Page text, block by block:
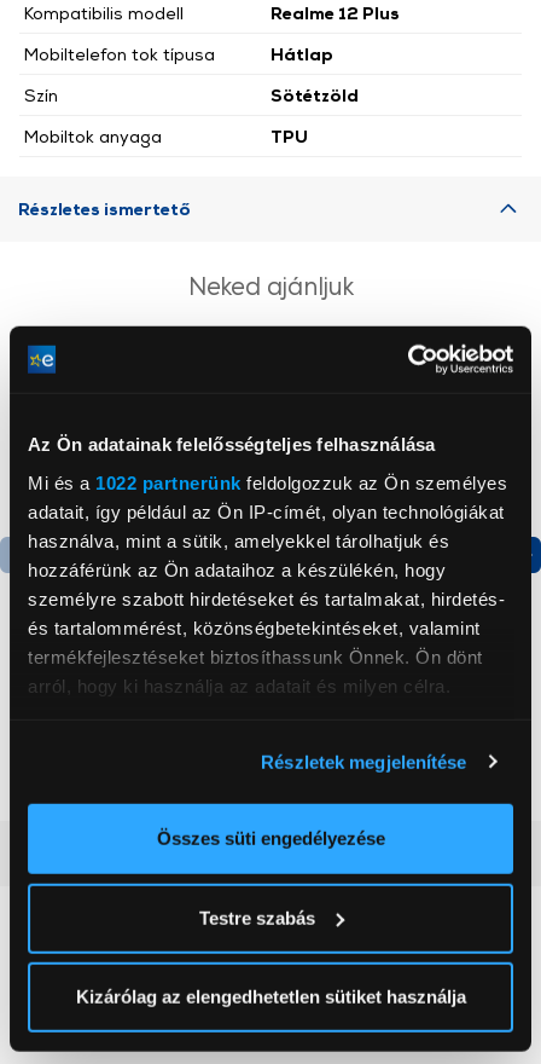
Az Ön adatainak felelősségteljes felhasználása
Mi és a 1022 partnerünk feldolgozzuk az Ön személyes
adatait, így például az Ön IP-címét, olyan technológiákat
használva, mint a sütik, amelyekkel tárolhatjuk és
hozzáférünk az Ön adataihoz a készülékén, hogy
személyre szabott hirdetéseket és tartalmakat, hirdetés-
és tartalommérést, közönségbetekintéseket, valamint
termékfejlesztéseket biztosíthassunk Önnek. Ön dönt
arról, hogy ki használja az adatait és milyen célra.
elhelyezkedéséről pár méteres pontossággal
Az Ön készülékén beazonosítása annak konkrét
módjairól és adja meg preferenciáit aRészletek
pontban. Bármikor módosíthatja vagy visszavonhatja a
Sütinyilatkozathoz való hozzájárulását.
Részletek megjelenítése
Összes süti engedélyezése
Testre szabás
Kizárólag az elengedhetetlen sütiket használja
Kompatibilis modell
Realme 12 Plus
Mobiltelefon tok típusa
Hátlap
Szín
Sötétzöld
Mobiltok anyaga
TPU
Részletes ismertető
Neked ajánljuk
Gorenje NRS8182KX Side
by side hűtőszekrény
Alulfagyasztós
179 999 Ft
0
0 értékelés